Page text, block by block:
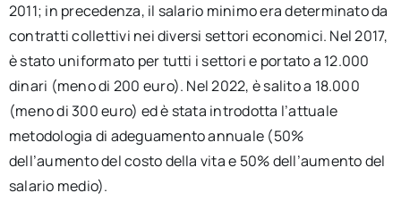
2011; in precedenza, il salario minimo era determinato da
contratti collettivi nei diversi settori economici. Nel 2017,
è stato uniformato per tutti i settori e portato a 12.000
dinari (meno di 200 euro). Nel 2022, è salito a 18.000
(meno di 300 euro) ed è stata introdotta l’attuale
metodologia di adeguamento annuale (50%
dell’aumento del costo della vita e 50% dell’aumento del
salario medio).